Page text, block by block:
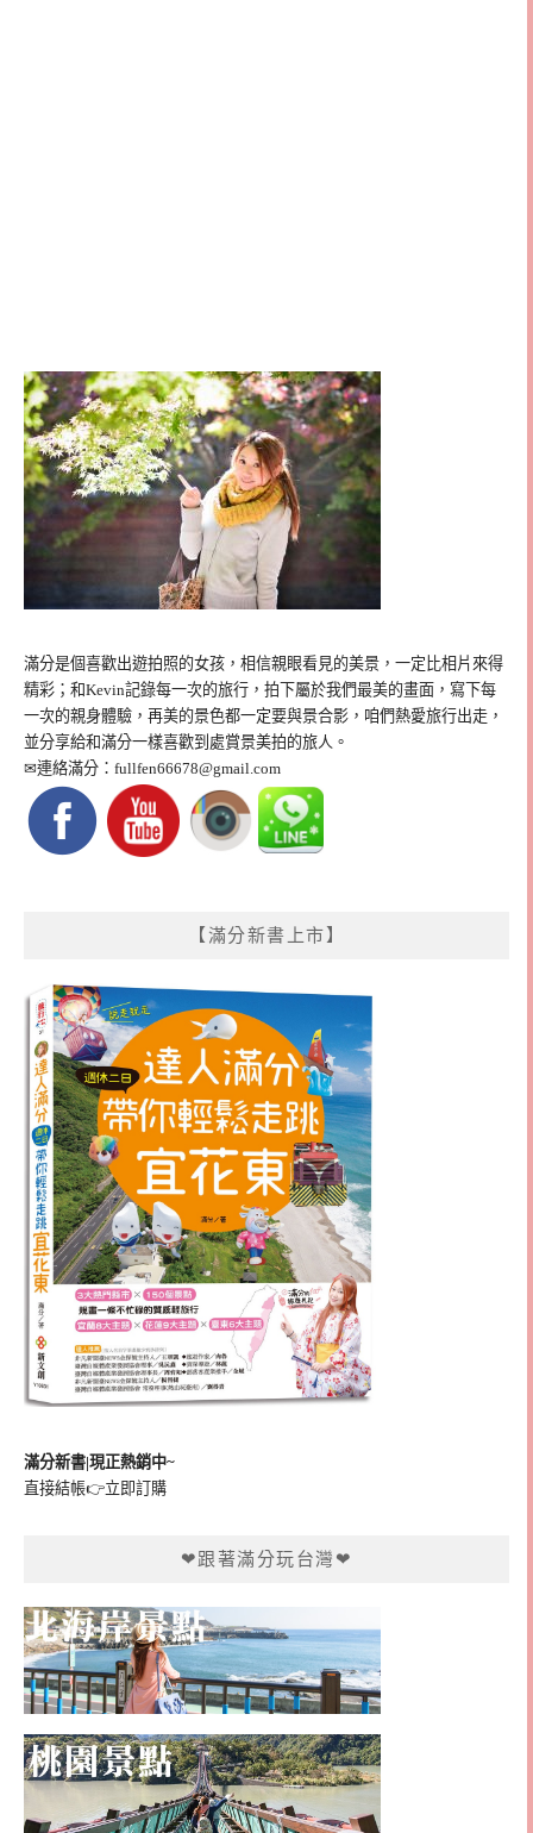
滿分是個喜歡出遊拍照的女孩，相信親眼看見的美景，一定比相片來得
精彩；和Kevin記錄每一次的旅行，拍下屬於我們最美的畫面，寫下每
一次的親身體驗，再美的景色都一定要與景合影，咱們熱愛旅行出走，
並分享給和滿分一樣喜歡到處賞景美拍的旅人。
✉連絡滿分： fullfen66678@gmail.com
【滿分新書上市】
滿分新書|現正熱銷中~
直接結帳👉立即訂購
❤跟著滿分玩台灣❤